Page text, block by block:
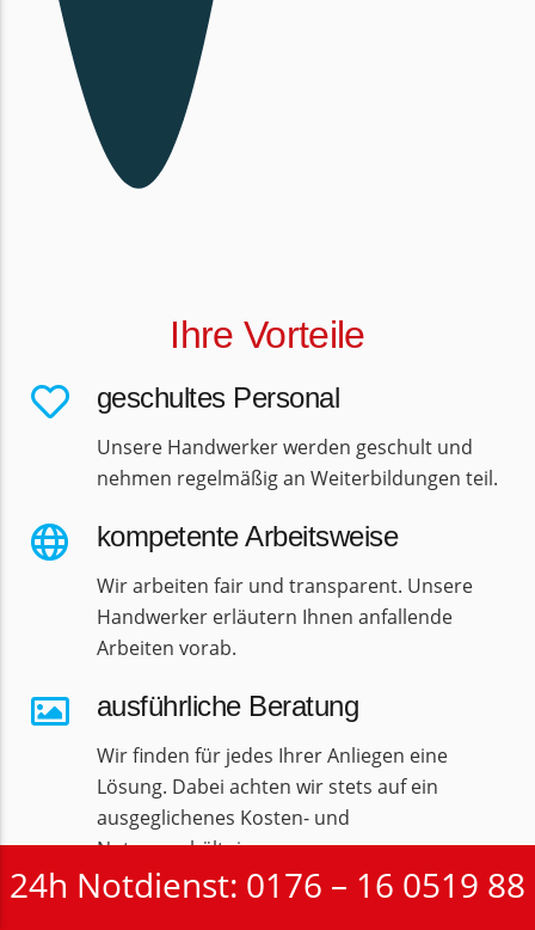
Ihre Vorteile
geschultes Personal
Unsere Handwerker werden geschult und
nehmen regelmäßig an Weiterbildungen teil.
kompetente Arbeitsweise
Wir arbeiten fair und transparent. Unsere
Handwerker erläutern Ihnen anfallende
Arbeiten vorab.
ausführliche Beratung
Wir finden für jedes Ihrer Anliegen eine
Lösung. Dabei achten wir stets auf ein
ausgeglichenes Kosten- und
Nutzenverhältnis.
preiswerte Konditionen
24h Notdienst: 0176 – 16 0519 88